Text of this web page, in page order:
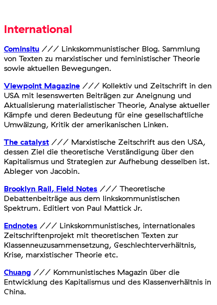
International
Cominsitu /// Linkskommunistischer Blog. Sammlung
von Texten zu marxistischer und feministischer Theorie
sowie aktuellen Bewegungen.
Viewpoint Magazine /// Kollektiv und Zeitschrift in den
USA mit lesenswerten Beiträgen zur Aneignung und
Aktualisierung materialistischer Theorie, Analyse aktueller
Kämpfe und deren Bedeutung für eine gesellschaftliche
Umwälzung, Kritik der amerikanischen Linken.
The catalyst /// Marxistische Zeitschrift aus den USA,
dessen Ziel die theoretische Verständigung über den
Kapitalismus und Strategien zur Aufhebung desselben ist.
Ableger von Jacobin.
Brooklyn Rail, Field Notes /// Theoretische
Debattenbeiträge aus dem linkskommunistischen
Spektrum. Editiert von Paul Mattick Jr.
Endnotes /// Linkskommunistisches, internationales
Zeitschriftenprojekt mit theoretischen Texten zur
Klassenneuzusammensetzung, Geschlechterverhältnis,
Krise, marxistischer Theorie etc.
Chuang /// Kommunistisches Magazin über die
Entwicklung des Kapitalismus und des Klassenverhältnis in
China.